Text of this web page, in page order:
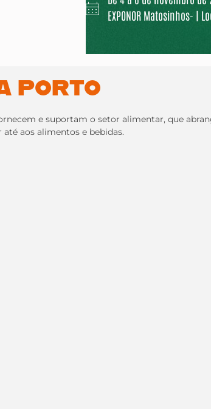
EXPONOR Matosinhos- |
PORTO
e suportam o setor alimentar, que
aos alimentos e bebidas.